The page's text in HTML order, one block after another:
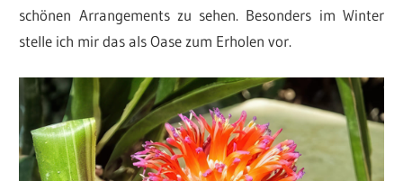
schönen Arrangements zu sehen. Besonders im Winter
stelle ich mir das als Oase zum Erholen vor.